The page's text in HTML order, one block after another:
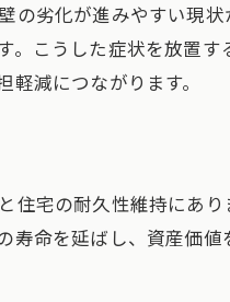
地域の気候と外壁塗装の
塗装を怠るリスクと将来
外壁塗装を怠った場合の
必要な外壁塗装を後回し
外壁塗装の遅れが招く修
の劣化が進みやすい現
。こうした症状を放置
減につながります。
住宅の耐久性維持にあ
寿命を延ばし、資産価